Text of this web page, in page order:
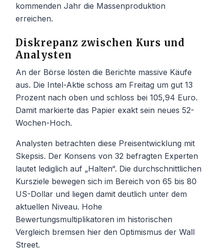
kommenden Jahr die Massenproduktion
erreichen.
Diskrepanz zwischen Kurs und
Analysten
An der Börse lösten die Berichte massive Käufe
aus. Die Intel-Aktie schoss am Freitag um gut 13
Prozent nach oben und schloss bei 105,94 Euro.
Damit markierte das Papier exakt sein neues 52-
Wochen-Hoch.
Analysten betrachten diese Preisentwicklung mit
Skepsis. Der Konsens von 32 befragten Experten
lautet lediglich auf „Halten“. Die durchschnittlichen
Kursziele bewegen sich im Bereich von 65 bis 80
US-Dollar und liegen damit deutlich unter dem
aktuellen Niveau. Hohe
Bewertungsmultiplikatoren im historischen
Vergleich bremsen hier den Optimismus der Wall
Street.